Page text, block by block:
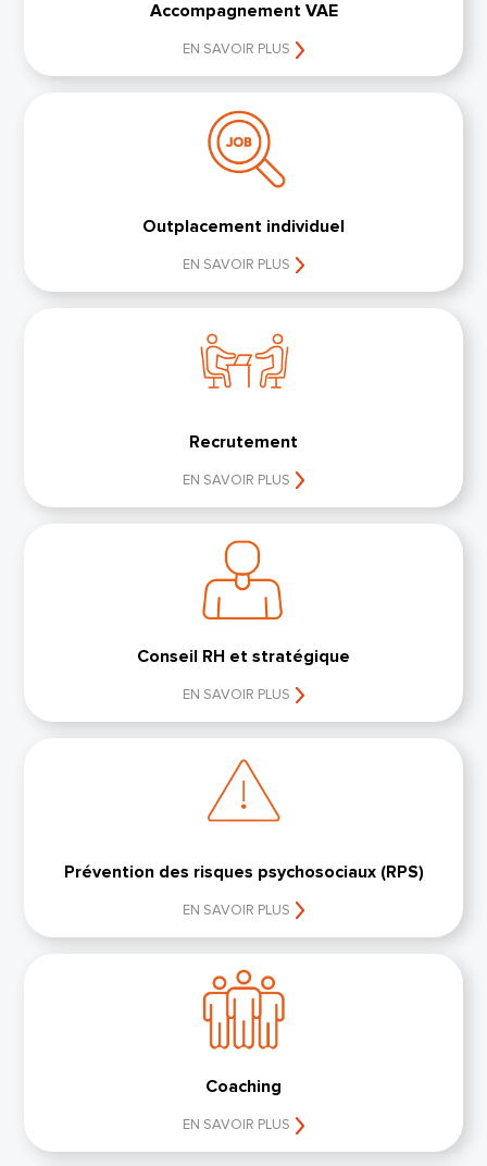
Accompagnement VAE
EN SAVOIR PLUS
Outplacement individuel
EN SAVOIR PLUS
Recrutement
EN SAVOIR PLUS
Conseil RH et stratégique
EN SAVOIR PLUS
Prévention des risques psychosociaux (RPS)
EN SAVOIR PLUS
Coaching
EN SAVOIR PLUS